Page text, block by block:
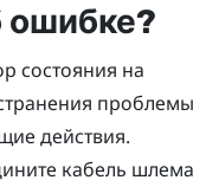
ошибке?
состояния на
проблемы
действия.
кабель шлема